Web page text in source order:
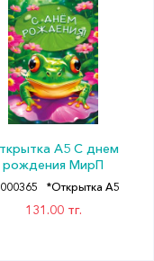
А5 С днем
рождения МирП
*Открытка А5
131.00 тг.